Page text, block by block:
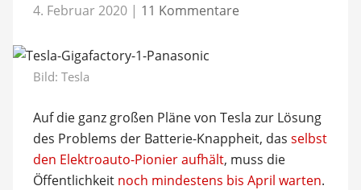
4. Februar 2020 | 11 Kommentare
Bild: Tesla
Auf die ganz großen Pläne von Tesla zur Lösung
des Problems der Batterie-Knappheit, das selbst
den Elektroauto-Pionier aufhält, muss die
Öffentlichkeit noch mindestens bis April warten.